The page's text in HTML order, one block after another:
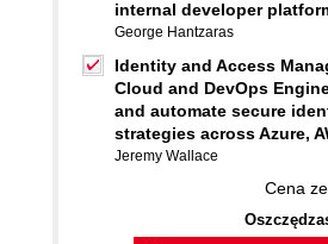
internal developer
George Hantzaras
Identity and Access
Cloud and DevOps
and automate secure
strategies across Azure,
Jeremy Wallace
Cena